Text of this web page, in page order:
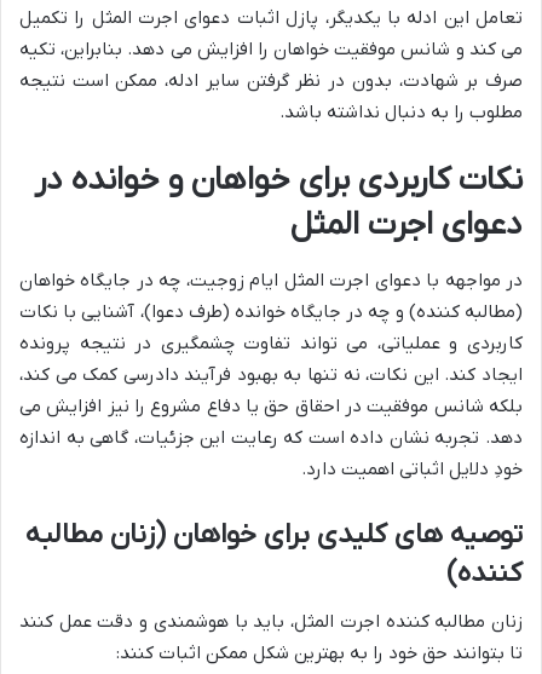
تعامل این ادله با یکدیگر، پازل اثبات دعوای اجرت المثل را تکمیل
می کند و شانس موفقیت خواهان را افزایش می دهد. بنابراین، تکیه
صرف بر شهادت، بدون در نظر گرفتن سایر ادله، ممکن است نتیجه
مطلوب را به دنبال نداشته باشد.
نکات کاربردی برای خواهان و خوانده در
دعوای اجرت المثل
در مواجهه با دعوای اجرت المثل ایام زوجیت، چه در جایگاه خواهان
(مطالبه کننده) و چه در جایگاه خوانده (طرف دعوا)، آشنایی با نکات
کاربردی و عملیاتی، می تواند تفاوت چشمگیری در نتیجه پرونده
ایجاد کند. این نکات، نه تنها به بهبود فرآیند دادرسی کمک می کند،
بلکه شانس موفقیت در احقاق حق یا دفاع مشروع را نیز افزایش می
دهد. تجربه نشان داده است که رعایت این جزئیات، گاهی به اندازه
خودِ دلایل اثباتی اهمیت دارد.
توصیه های کلیدی برای خواهان (زنان مطالبه
کننده)
زنان مطالبه کننده اجرت المثل، باید با هوشمندی و دقت عمل کنند
تا بتوانند حق خود را به بهترین شکل ممکن اثبات کنند: